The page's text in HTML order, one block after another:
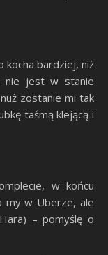
kocha bardziej, niż
nie jest w stanie
zostanie mi tak
taśmą klejącą i
w końcu
my w Uberze, ale
– pomyślę o